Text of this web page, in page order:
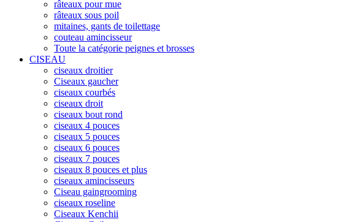
râteaux pour mue
râteaux sous poil
mitaines, gants de toilettage
couteau amincisseur
Toute la catégorie peignes et brosses
CISEAU
ciseaux droitier
Ciseaux gaucher
ciseaux courbés
ciseaux droit
ciseaux bout rond
ciseaux 4 pouces
ciseaux 5 pouces
ciseaux 6 pouces
ciseaux 7 pouces
ciseaux 8 pouces et plus
ciseaux amincisseurs
Ciseau gaingrooming
ciseaux roseline
Ciseaux Kenchii